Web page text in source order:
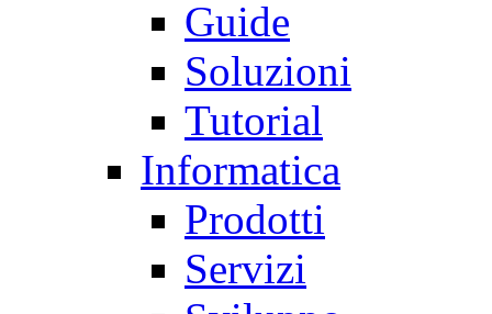
Guide
Soluzioni
Tutorial
Informatica
Prodotti
Servizi